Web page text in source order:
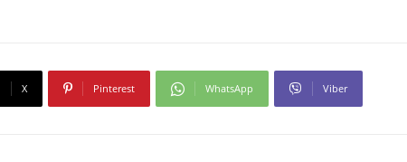
X Pinterest WhatsApp Viber